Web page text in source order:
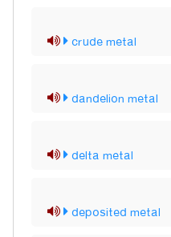
crude metal
dandelion metal
delta metal
deposited metal